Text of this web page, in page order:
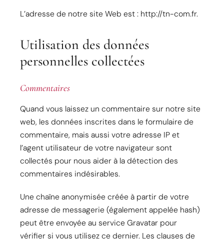
L’adresse de notre site Web est : http://tn-com.fr.
Utilisation des données
personnelles collectées
Commentaires
Quand vous laissez un commentaire sur notre site
web, les données inscrites dans le formulaire de
commentaire, mais aussi votre adresse IP et
l’agent utilisateur de votre navigateur sont
collectés pour nous aider à la détection des
commentaires indésirables.
Une chaîne anonymisée créée à partir de votre
adresse de messagerie (également appelée hash)
peut être envoyée au service Gravatar pour
vérifier si vous utilisez ce dernier. Les clauses de